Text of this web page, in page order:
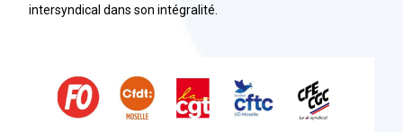
intersyndical dans son intégralité.